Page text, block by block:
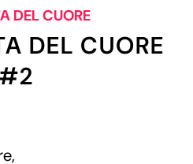
DEL CUORE
DEL CUORE
#2